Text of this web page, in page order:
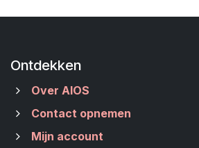
Ontdekken
Over AIOS
Contact opnemen
Mijn account